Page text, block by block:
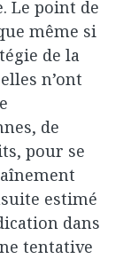
Le point de
même si
de la
n’ont
de
pour se
estimé
dans
tentative